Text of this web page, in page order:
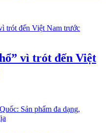
vì trót đến Việt